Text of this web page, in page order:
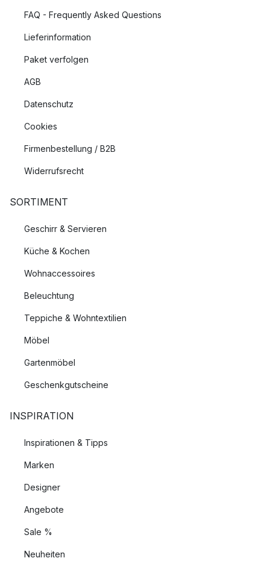
FAQ - Frequently Asked Questions
Lieferinformation
Paket verfolgen
AGB
Datenschutz
Cookies
Firmenbestellung / B2B
Widerrufsrecht
SORTIMENT
Geschirr & Servieren
Küche & Kochen
Wohnaccessoires
Beleuchtung
Teppiche & Wohntextilien
Möbel
Gartenmöbel
Geschenkgutscheine
INSPIRATION
Inspirationen & Tipps
Marken
Designer
Angebote
Sale %
Neuheiten